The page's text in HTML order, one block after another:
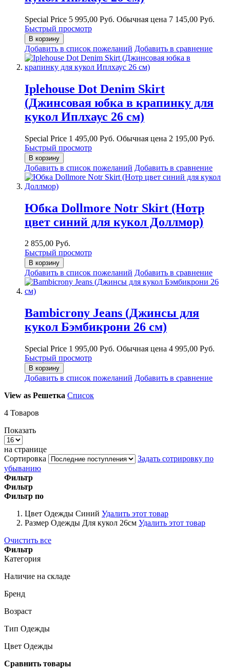
Special Price 5 995,00 Руб. Обычная цена 7 145,00 Руб.
Быстрый просмотр
В корзину
Добавить в список пожеланий Добавить в сравнение
Iplehouse Dot Denim Skirt
(Джинсовая юбка в крапинку для
кукол Иплхаус 26 см)
Special Price 1 495,00 Руб. Обычная цена 2 195,00 Руб.
Быстрый просмотр
В корзину
Добавить в список пожеланий Добавить в сравнение
Юбка Dollmore Notr Skirt (Нотр
цвет синий для кукол Доллмор)
2 855,00 Руб.
Быстрый просмотр
В корзину
Добавить в список пожеланий Добавить в сравнение
Bambicrony Jeans (Джинсы для
кукол Бэмбикрони 26 см)
Special Price 1 995,00 Руб. Обычная цена 4 995,00 Руб.
Быстрый просмотр
В корзину
Добавить в список пожеланий Добавить в сравнение
View as Решетка Список
4 Товаров
Показать
на странице
Сортировка
Задать сотрировку по
убыванию
Фильтр
Фильтр
Фильтр по
Цвет Одежды Синий Удалить этот товар
Размер Одежды Для кукол 26см Удалить этот товар
Очистить все
Фильтр
Категория
Наличие на складе
Бренд
Возраст
Тип Одежды
Цвет Одежды
Сравнить товары